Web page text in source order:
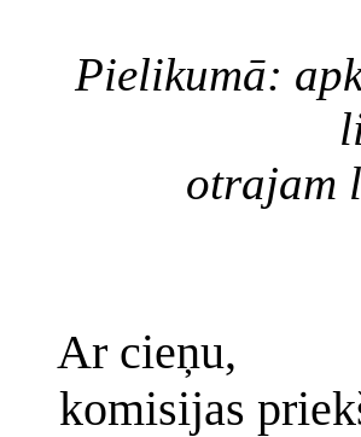
Pielikumā:
otrajam
Ar cieņu,
komisijas